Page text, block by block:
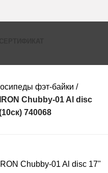
фэт-байки
Chubby-01 Al disc
740068